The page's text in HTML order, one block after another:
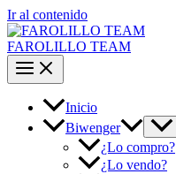
Ir al contenido
FAROLILLO TEAM
Inicio
Biwenger
¿Lo compro?
¿Lo vendo?